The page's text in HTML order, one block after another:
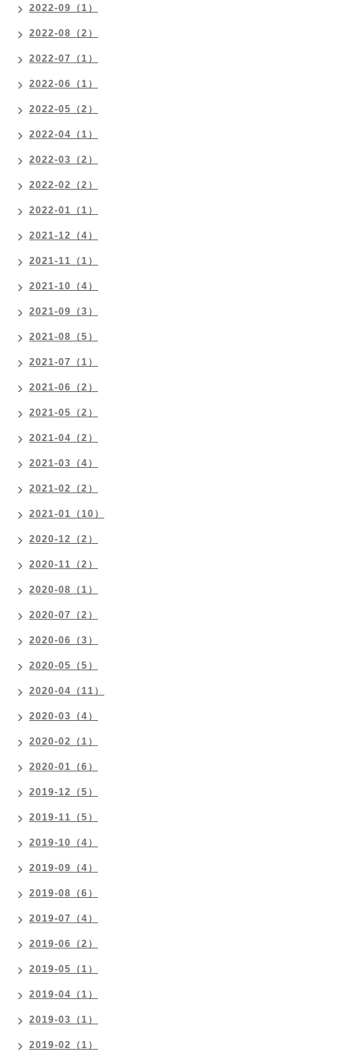
2022-09（1）
2022-08（2）
2022-07（1）
2022-06（1）
2022-05（2）
2022-04（1）
2022-03（2）
2022-02（2）
2022-01（1）
2021-12（4）
2021-11（1）
2021-10（4）
2021-09（3）
2021-08（5）
2021-07（1）
2021-06（2）
2021-05（2）
2021-04（2）
2021-03（4）
2021-02（2）
2021-01（10）
2020-12（2）
2020-11（2）
2020-08（1）
2020-07（2）
2020-06（3）
2020-05（5）
2020-04（11）
2020-03（4）
2020-02（1）
2020-01（6）
2019-12（5）
2019-11（5）
2019-10（4）
2019-09（4）
2019-08（6）
2019-07（4）
2019-06（2）
2019-05（1）
2019-04（1）
2019-03（1）
2019-02（1）